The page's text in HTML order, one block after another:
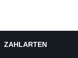
ZAHLARTEN